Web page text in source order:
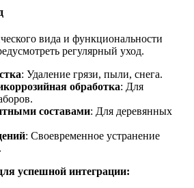
вида и функциональности
регулярный уход.
: Удаление грязи, пыли, снега.
обработка: Для
составами: Для деревянных
: Своевременное устранение
успешной интеграции: